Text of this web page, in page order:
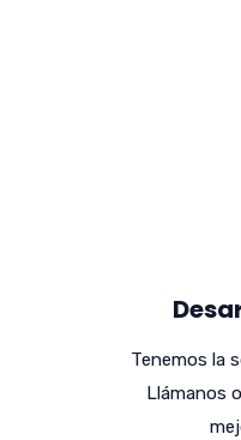
Tenemos la
Llámanos